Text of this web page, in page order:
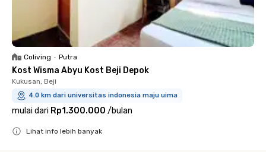
Coliving • Putra
Kost Wisma Abyu Kost Beji Depok
Kukusan, Beji
4.0 km dari universitas indonesia maju uima
mulai dari Rp1.300.000 /bulan
Lihat info lebih banyak